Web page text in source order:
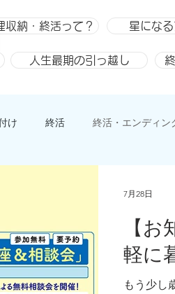
収納・終活って？ 星にな
人生最期の引っ越し
け 終活 終活・エンディン
【
軽に
もう少し
7月28日